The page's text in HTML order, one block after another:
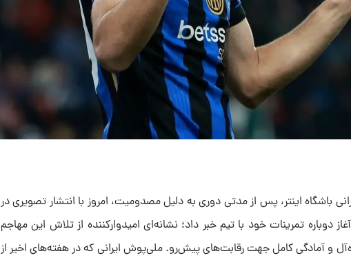
باشگاه اینتر، پس از مدتی دوری به دلیل مصدومیت، امروز با انتشار تصویری در
تمرینات خود با تیم خبر داد؛ نشانه‌ای امیدوارکننده از تلاش این مهاجم
و آمادگی کامل جهت رقابت‌های پیش‌رو. ملی‌پوش ایرانی که در هفته‌های اخیر از